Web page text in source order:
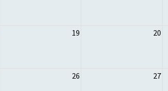
19 20
26 27